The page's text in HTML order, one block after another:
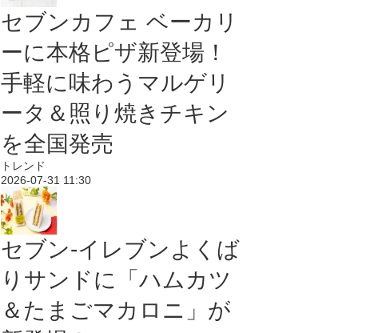
セブンカフェ ベーカリ
ーに本格ピザ新登場！
手軽に味わうマルゲリ
ータ＆照り焼きチキン
を全国発売
トレンド
2026-07-31 11:30
セブン‐イレブンよくば
りサンドに「ハムカツ
＆たまごマカロニ」が